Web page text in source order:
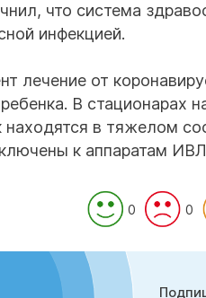
что система
инфекцией.
лечение от
В стационарах
в тяжелом
к аппаратам
0 0